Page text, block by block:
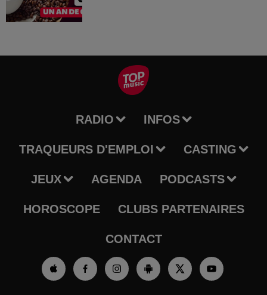
RADIO INFOS
TRAQUEURS D'EMPLOI CASTING
JEUX AGENDA PODCASTS
HOROSCOPE CLUBS PARTENAIRES
CONTACT